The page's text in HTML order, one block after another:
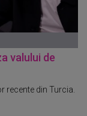
valului de
recente din Turcia.